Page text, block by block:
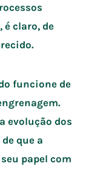
claro, de
funcione de
evolução dos
que a
papel com